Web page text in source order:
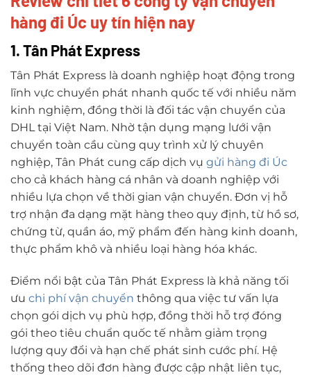
hàng đi Úc uy tín hiện nay
1. Tân Phát Express
Tân Phát Express là doanh nghiệp hoạt động trong
lĩnh vực chuyển phát nhanh quốc tế với nhiều năm
kinh nghiệm, đồng thời là đối tác vận chuyển của
DHL tại Việt Nam. Nhờ tận dụng mạng lưới vận
chuyển toàn cầu cùng quy trình xử lý chuyên
nghiệp, Tân Phát cung cấp dịch vụ gửi hàng đi Úc
cho cả khách hàng cá nhân và doanh nghiệp với
nhiều lựa chọn về thời gian vận chuyển. Đơn vị hỗ
trợ nhận đa dạng mặt hàng theo quy định, từ hồ sơ,
chứng từ, quần áo, mỹ phẩm đến hàng kinh doanh,
thực phẩm khô và nhiều loại hàng hóa khác.
Điểm nổi bật của Tân Phát Express là khả năng tối
ưu chi phí vận chuyển thông qua việc tư vấn lựa
chọn gói dịch vụ phù hợp, đồng thời hỗ trợ đóng
gói theo tiêu chuẩn quốc tế nhằm giảm trọng
lượng quy đổi và hạn chế phát sinh cước phí. Hệ
thống theo dõi đơn hàng được cập nhật liên tục,